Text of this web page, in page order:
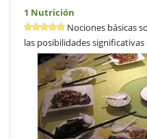
1 Nutrición
Nociones básicas
las posibilidades